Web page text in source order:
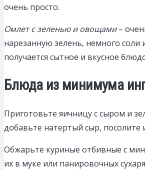
очень просто.
Омлет с зеленью и овощами–
нарезанную зелень, немного
получается сытное и вкусное
Блюда из минимума
Приготовьте яичницу с сыром и
добавьте натертый сыр,
Обжарьте куриные отбивные с
их в муке или панировочных